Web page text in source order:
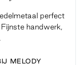
perfect
handwerk,
MELODY